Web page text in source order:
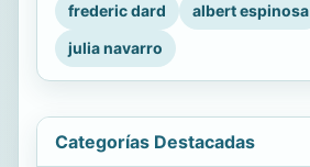
frederic dard
albert espinosa
julia navarro
Categorías Destacadas